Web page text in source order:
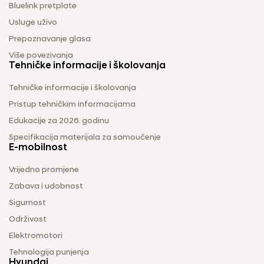
Bluelink pretplate
Usluge uživo
Prepoznavanje glasa
Više povezivanja
Tehničke informacije i školovanja
Tehničke informacije i školovanja
Pristup tehničkim informacijama
Edukacije za 2026. godinu
Specifikacija materijala za samoučenje
E-mobilnost
Vrijedno promjene
Zabava i udobnost
Sigurnost
Održivost
Elektromotori
Tehnologija punjenja